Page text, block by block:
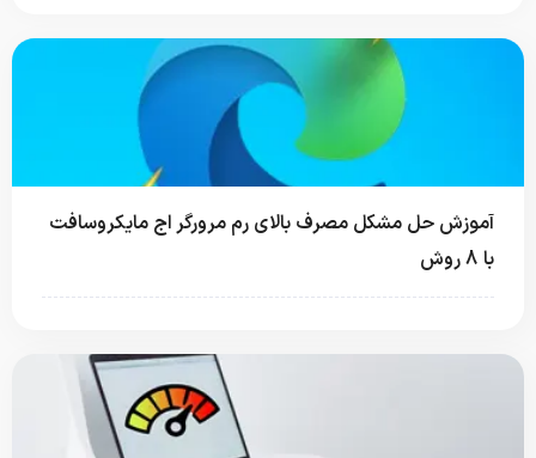
آموزش حل مشکل مصرف بالای رم مرورگر اج مایکروسافت
با 8 روش